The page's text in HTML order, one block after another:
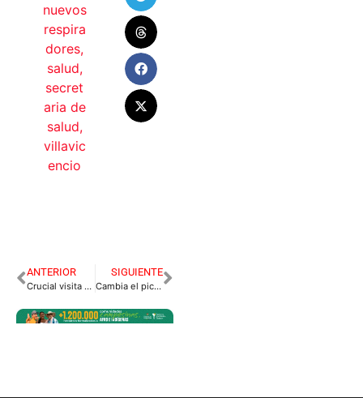
nuevos
respira
dores,
salud,
secret
aria de
salud,
villavic
encio
ANTERIOR
Crucial visita a Central de Abastos para evaluar contagios
SIGUIENTE
Cambia el pico y placa en Villavicencio.